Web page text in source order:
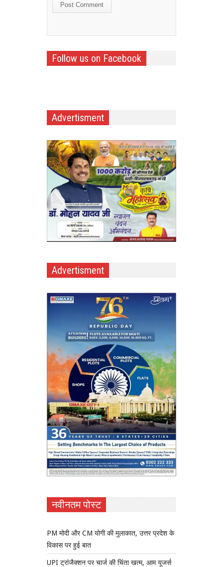
Follow us on Facebook
Advertisment
Advertisment
नवीनतम पोस्ट
PM मोदी और CM योगी की मुलाकात, उत्तर प्रदेश के
विकास पर हुई बात
UPI ट्रांजैक्शन पर चार्ज की चिंता खत्म, आम यूजर्स